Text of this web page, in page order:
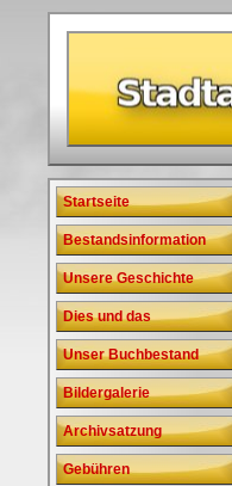
Startseite
Bestandsinformation
Unsere Geschichte
Dies und das
Unser Buchbestand
Bildergalerie
Archivsatzung
Gebühren